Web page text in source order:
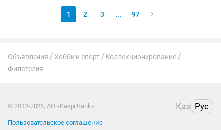
нашими...
1 2 3 ... 97
Объявления Хобби и спорт
Коллекционирование
Филателия
© 2012-2026, АО «Kaspi Bank» Қаз Рус
Пользовательское соглашение